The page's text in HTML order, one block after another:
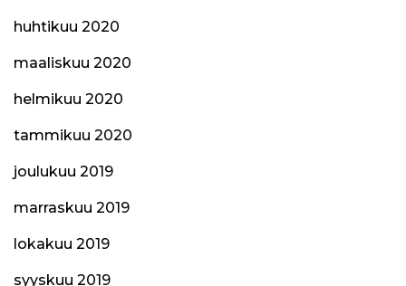
huhtikuu 2020
maaliskuu 2020
helmikuu 2020
tammikuu 2020
joulukuu 2019
marraskuu 2019
lokakuu 2019
syyskuu 2019